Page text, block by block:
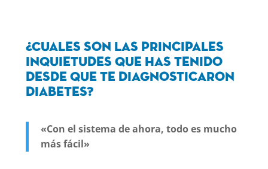
¿Cuales son las principales
inquietudes que has tenido
desde que te diagnosticaron
diabetes?
«Con el sistema de ahora, todo es mucho
más fácil»